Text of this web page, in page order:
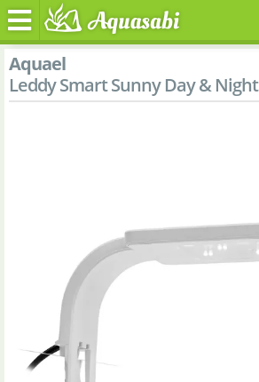
Aquael
Leddy Smart Sunny Day & Night